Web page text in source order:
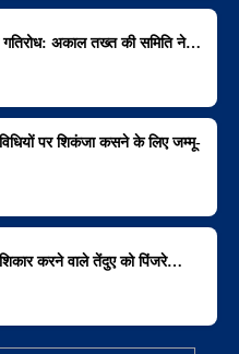
गतिरोध: अकाल तख्त की समिति ने…
पर शिकंजा कसने के लिए जम्मू-
करने वाले तेंदुए को पिंजरे…